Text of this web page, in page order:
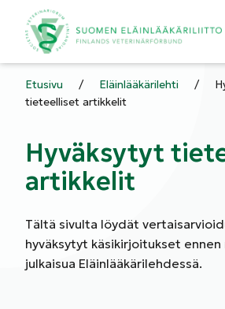
Etusivu / Eläinlääkärilehti /
tieteelliset artikkelit
Hyväksytyt
artikkelit
Tältä sivulta löydät
hyväksytyt käsikirjoitukset
julkaisua Eläinlääkärilehdessä.